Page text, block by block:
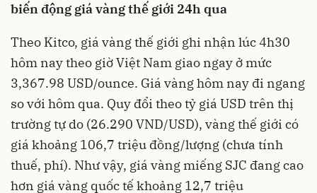
biến động giá vàng thế giới 24h qua
Theo Kitco, giá vàng thế giới ghi nhận lúc 4h30
hôm nay theo giờ Việt Nam giao ngay ở mức
3,367.98 USD/ounce. Giá vàng hôm nay đi ngang
so với hôm qua. Quy đổi theo tỷ giá USD trên thị
trường tự do (26.290 VND/USD), vàng thế giới có
giá khoảng 106,7 triệu đồng/lượng (chưa tính
thuế, phí). Như vậy, giá vàng miếng SJC đang cao
hơn giá vàng quốc tế khoảng 12,7 triệu